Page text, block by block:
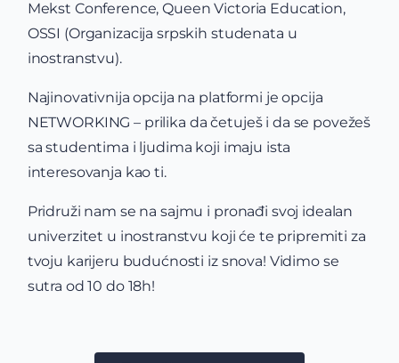
Mekst Conference, Queen Victoria Education,
OSSI (Organizacija srpskih studenata u
inostranstvu).
Najinovativnija opcija na platformi je opcija
NETWORKING – prilika da četuješ i da se povežeš
sa studentima i ljudima koji imaju ista
interesovanja kao ti.
Pridruži nam se na sajmu i pronađi svoj idealan
univerzitet u inostranstvu koji će te pripremiti za
tvoju karijeru budućnosti iz snova! Vidimo se
sutra od 10 do 18h!